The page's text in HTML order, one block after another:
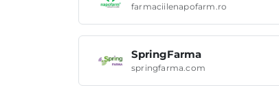
farmaciilenapofarm.ro
SpringFarma
springfarma.com